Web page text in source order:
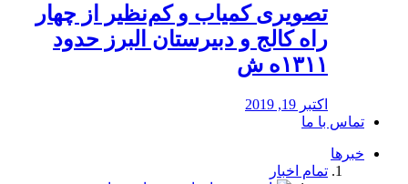
️تصویری کمیاب و کم‌نظیر از چهار
راه كالج و دبيرستان البرز حدود
۱۳۱۱ه ش
اکتبر 19, 2019
تماس با ما
خبرها
تمام اخبار